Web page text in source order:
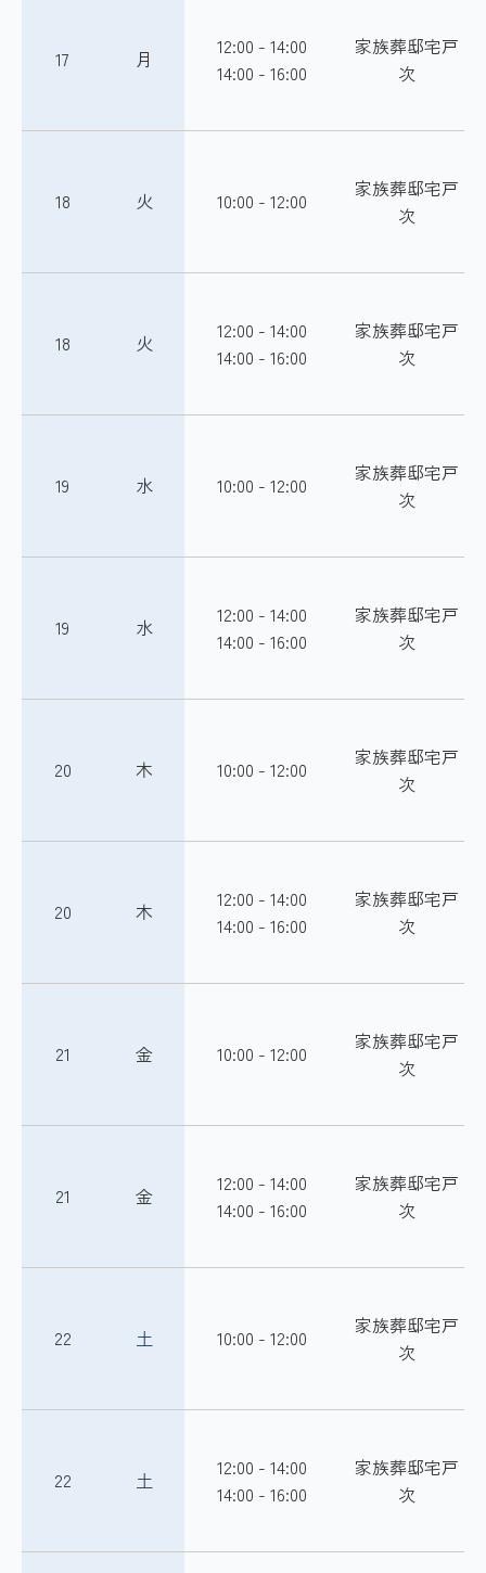
17 月
12:00 - 14:00
14:00 - 16:00
家族葬邸宅戸
次
18 火 10:00 - 12:00
家族葬邸宅戸
次
18 火
12:00 - 14:00
14:00 - 16:00
家族葬邸宅戸
次
19 水 10:00 - 12:00
家族葬邸宅戸
次
19 水
12:00 - 14:00
14:00 - 16:00
家族葬邸宅戸
次
20 木 10:00 - 12:00
家族葬邸宅戸
次
20 木
12:00 - 14:00
14:00 - 16:00
家族葬邸宅戸
次
21 金 10:00 - 12:00
家族葬邸宅戸
次
21 金
12:00 - 14:00
14:00 - 16:00
家族葬邸宅戸
次
22 土 10:00 - 12:00
家族葬邸宅戸
次
22 土
12:00 - 14:00
14:00 - 16:00
家族葬邸宅戸
次